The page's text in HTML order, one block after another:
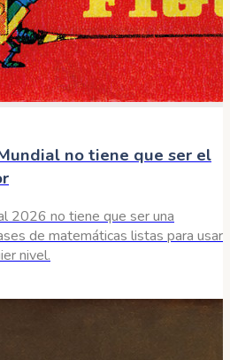
no tiene que ser el
2026 no tiene que ser una
de matemáticas listas para usar
nivel.